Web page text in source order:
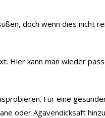
doch wenn dies nicht
Hier kann man wieder
Für eine
oder Agavendicksaft